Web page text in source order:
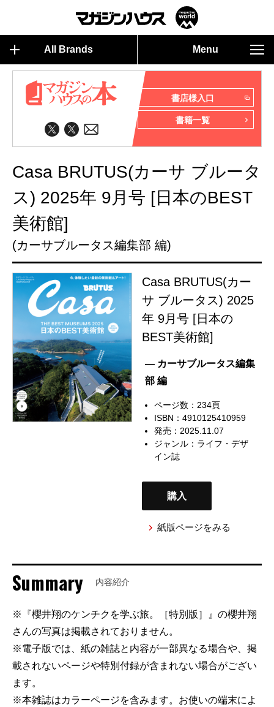
All Brands Menu
書店様入口
書籍一覧
Casa BRUTUS(カーサ ブルータ
ス) 2025年 9月号 [日本のBEST
美術館]
(カーサブルータス編集部 編)
Casa BRUTUS(カー
サ ブルータス) 2025
年 9月号 [日本の
BEST美術館]
— カーサブルータス編集
部 編
ページ数：234頁
ISBN：4910125410959
発売：2025.11.07
ジャンル： ライフ・デザ
イン誌
購入
紙版ページをみる
Summary 内容紹介
※『櫻井翔のケンチクを学ぶ旅。［特別版］』の櫻井翔
さんの写真は掲載されておりません。
※電子版では、紙の雑誌と内容が一部異なる場合や、掲
載されないページや特別付録が含まれない場合がござい
ます。
※本雑誌はカラーページを含みます。お使いの端末によ